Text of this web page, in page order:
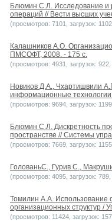
Блюмин С.Л. Исследование и
операций // Вести высших
(просмотров: 7101, загрузок:
Калашников А.О.
ПМСОФТ, 2008. - 175 с.
(просмотров: 4931, загрузок:
Новиков Д.А., Чхартишвили
информационные
(просмотров: 9694, загрузок:
Блюмин С.Л. Дискретность
пространстве // Системы
(просмотров: 7669, загрузок:
ГолованьС., Гурив С.,
(просмотров: 4095, загрузок:
Томилин А.А. Использование
организационных структур
(просмотров: 11424, загрузок: